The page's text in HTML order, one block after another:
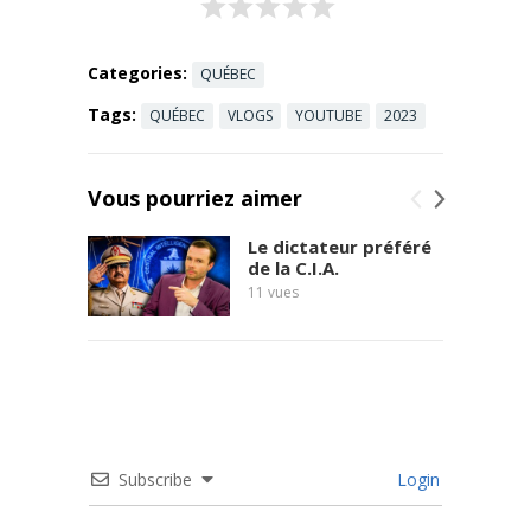
SAP ...
Categories: QUÉBEC
Tags: QUÉBEC VLOGS YOUTUBE 2023
Vous pourriez aimer
Le dictateur préféré
de la C.I.A.
11 vues
Subscribe Login